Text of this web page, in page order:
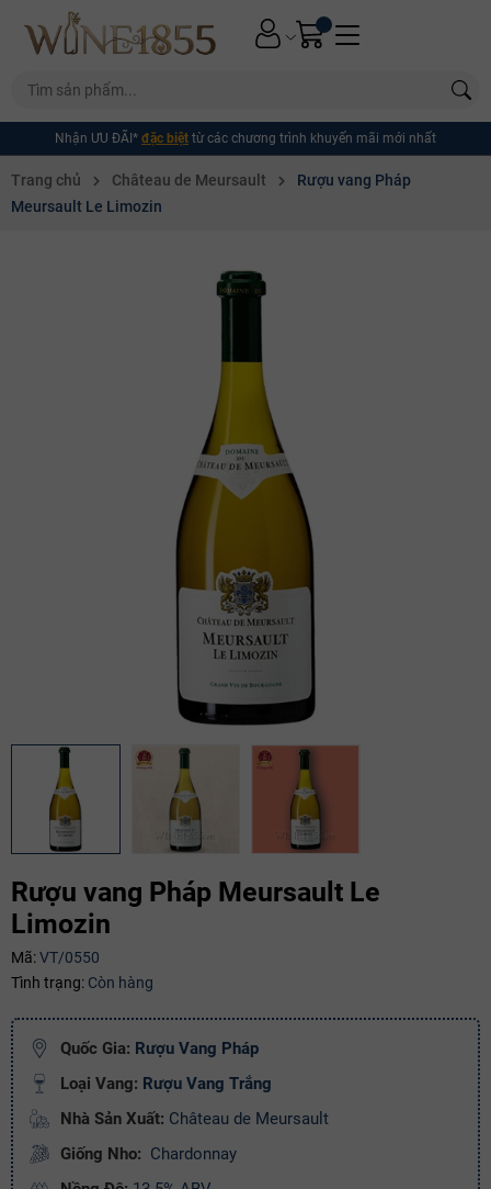
Nhận ƯU ĐÃI* đặc biệt từ các chương trình khuyến mãi mới nhất
Trang chủ Château de Meursault
Rượu vang Pháp
Meursault Le Limozin
Rượu vang Pháp Meursault Le
Limozin
Mã:VT/0550
Tình trạng: Còn hàng
Quốc Gia: Rượu Vang Pháp
Loại Vang: Rượu Vang Trắng
Nhà Sản Xuất: Château de Meursault
Giống Nho: Chardonnay
Mã giảm giá:
Điều kiện: